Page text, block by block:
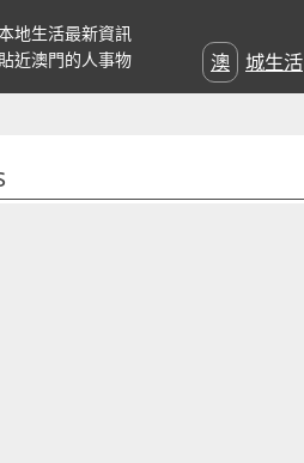
地生活最新資訊
近澳門的人事物
澳城生活